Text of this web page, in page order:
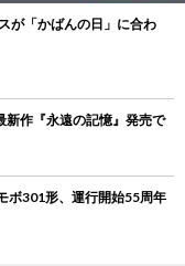
が「かばんの日」に合わ
作『永遠の記憶』発売で
ボ301形、運行開始55周年